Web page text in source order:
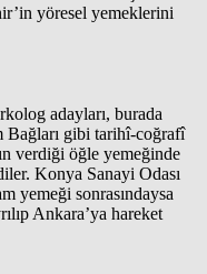
yöresel yemeklerini
adayları, burada
gibi tarihî-coğrafî
verdiği öğle yemeğinde
Konya Sanayi Odası
yemeği sonrasındaysa
Ankara’ya hareket